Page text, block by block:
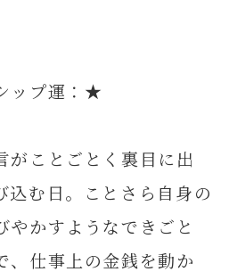
ップ運：★
がことごとく裏目に出
込む日。ことさら自身の
やかすようなできごと
、仕事上の金銭を動か